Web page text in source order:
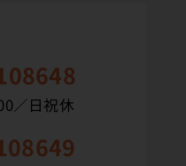
／日祝休